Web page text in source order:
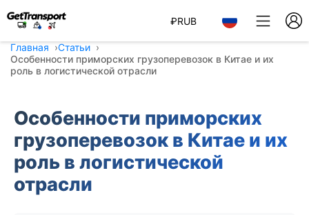
₽RUB
Главная
Статьи
Особенности приморских грузоперевозок в Китае и их
роль в логистической отрасли
Особенности приморских
грузоперевозок в Китае и их
роль в логистической
отрасли